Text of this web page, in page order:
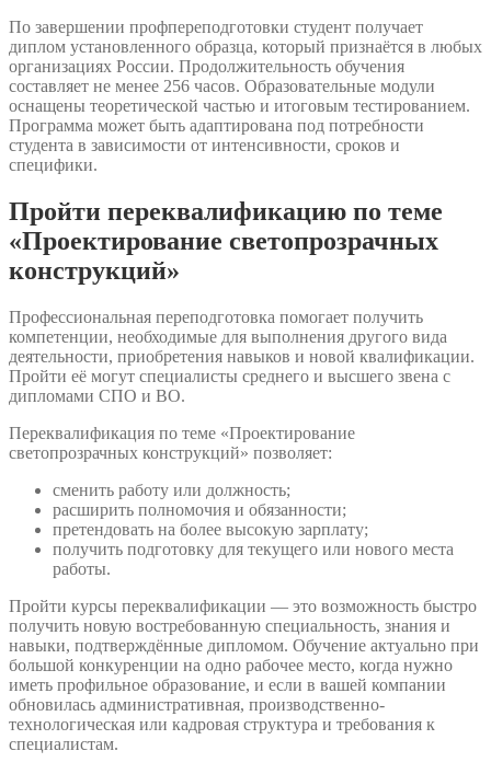
По завершении профпереподготовки студент получает
диплом установленного образца, который признаётся в любых
организациях России. Продолжительность обучения
составляет не менее 256 часов. Образовательные модули
оснащены теоретической частью и итоговым тестированием.
Программа может быть адаптирована под потребности
студента в зависимости от интенсивности, сроков и
специфики.
Пройти переквалификацию по теме
«Проектирование светопрозрачных
конструкций»
Профессиональная переподготовка помогает получить
компетенции, необходимые для выполнения другого вида
деятельности, приобретения навыков и новой квалификации.
Пройти её могут специалисты среднего и высшего звена с
дипломами СПО и ВО.
Переквалификация по теме «Проектирование
светопрозрачных конструкций» позволяет:
сменить работу или должность;
расширить полномочия и обязанности;
претендовать на более высокую зарплату;
получить подготовку для текущего или нового места
работы.
Пройти курсы переквалификации — это возможность быстро
получить новую востребованную специальность, знания и
навыки, подтверждённые дипломом. Обучение актуально при
большой конкуренции на одно рабочее место, когда нужно
иметь профильное образование, и если в вашей компании
обновилась административная, производственно-
технологическая или кадровая структура и требования к
специалистам.